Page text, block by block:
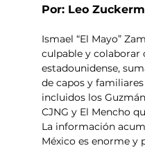
Por: Leo
Ismael “El Mayo”
culpable y colaborar
estadounidense,
de capos y
incluidos los
CJNG y El Mencho
La información
México es enorme y